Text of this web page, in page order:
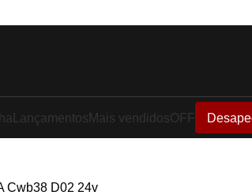
Lançamentos Mais vendidosOFF
Cwb38 D02 24v